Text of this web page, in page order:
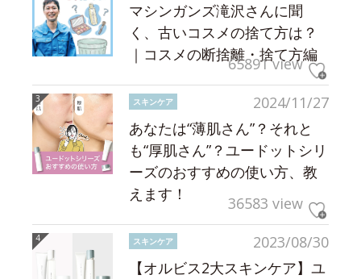
マシンガンズ滝沢さんに聞
く、古いコスメの捨て方は？
｜コスメの断捨離・捨て方編
65891 view
2024/11/27
スキンケア
あなたは“薄肌さん”？それと
も“厚肌さん”？ユードットシリ
ーズのおすすめの使い方、教
えます！
36583 view
2023/08/30
スキンケア
【オルビス2大スキンケア】ユ